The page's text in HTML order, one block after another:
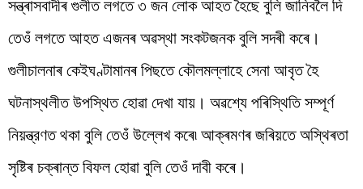
সন্ত্ৰাসবাদীৰ গুলীত লগতে ৩ জন লোক আহত হৈছে বুলি জানিবলৈ দি
তেওঁ লগতে আহত এজনৰ অৱস্থা সংকটজনক বুলি সদৰী কৰে।
গুলীচালনাৰ কেইঘণ্টামানৰ পিছতে কৌলমল্লাহে সেনা আবৃত হৈ
ঘটনাস্থলীত উপস্থিত হোৱা দেখা যায়। অৱশ্যে পৰিস্থিতি সম্পূর্ণ
নিয়ন্ত্রণত থকা বুলি তেওঁ উল্লেখ কৰে৷ আক্ৰমণৰ জৰিয়তে অস্থিৰতা
সৃষ্টিৰ চক্ৰান্ত বিফল হোৱা বুলি তেওঁ দাবী কৰে।